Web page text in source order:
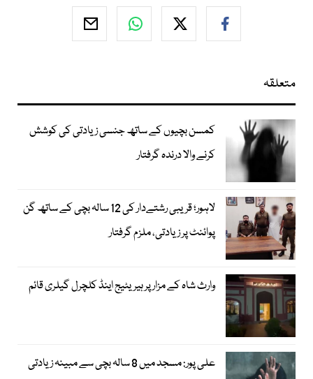
متعلقہ
کمسن بچیوں کے ساتھ جنسی زیادتی کی کوشش
کرنے والا درندہ گرفتار
لاہور؛ قریبی رشتےدار کی 12 سالہ بچی کے ساتھ گن
پوائنٹ پر زیادتی، ملزم گرفتار
وارث شاہ کے مزار پر ہیریٹیج اینڈ کلچرل گیلری قائم
علی پور: مسجد میں 8 سالہ بچی سے مبینہ زیادتی